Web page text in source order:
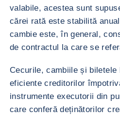
valabile, acestea sunt
cărei rată este stabilită
cambie este, în general,
de contractul la care se
Cecurile, cambiile și biletele
eficiente creditorilor
instrumente executorii din
care conferă deținătorilor